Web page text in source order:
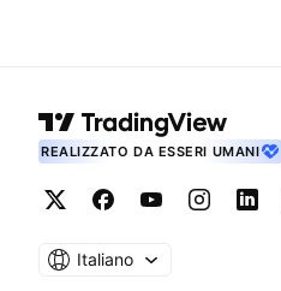
REALIZZATO DA ESSERI UMANI
Italiano